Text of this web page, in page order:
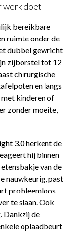
werk doet
bereikbare
ruimte onder de
dubbel gewricht
zijborstel tot 12
chirurgische
en langs
met kinderen of
zonder moeite,
3.0 herkent de
hij binnen
van de
nauwkeurig, past
probleemloos
te slaan. Ook
Dankzij de
oplaadbeurt